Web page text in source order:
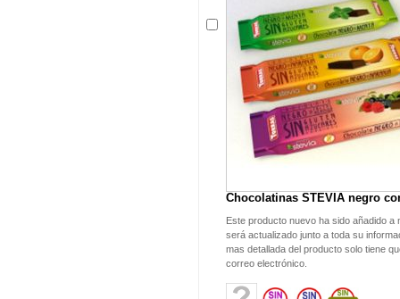
Chocolatinas STEVIA negro
Este producto nuevo ha sido añadido a
será actualizado junto a toda su
mas detallada del producto solo tiene
correo electrónico.